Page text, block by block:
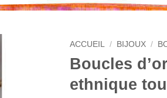
ACCUEIL / BIJOUX /
Boucles
ethnique